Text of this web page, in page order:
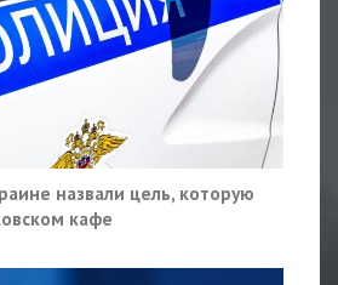
назвали цель, которую
кафе